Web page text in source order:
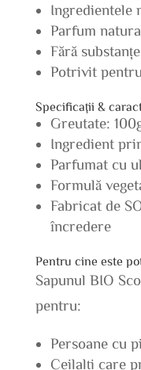
Ingredientele
Parfum
Fără
Potrivit
Specificații &
Greutate:
Ingredient
Parfumat cu
Formulă
Fabricat de
încredere
Pentru cine este
Sapunul BIO
pentru:
Persoane cu
Ceilalți care